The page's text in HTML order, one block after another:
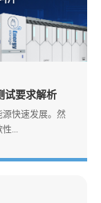
试要求解析
源快速发展。然
...